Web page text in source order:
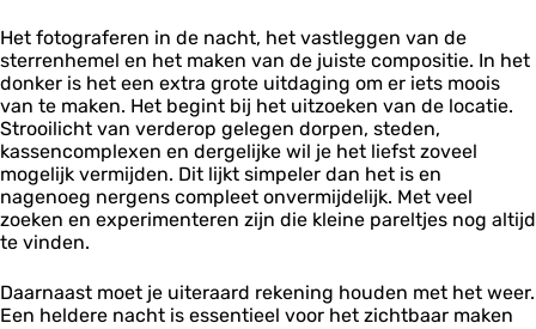
Het fotograferen in de nacht, het vastleggen van de
sterrenhemel en het maken van de juiste compositie. In het
donker is het een extra grote uitdaging om er iets moois
van te maken. Het begint bij het uitzoeken van de locatie.
Strooilicht van verderop gelegen dorpen, steden,
kassencomplexen en dergelijke wil je het liefst zoveel
mogelijk vermijden. Dit lijkt simpeler dan het is en
nagenoeg nergens compleet onvermijdelijk. Met veel
zoeken en experimenteren zijn die kleine pareltjes nog altijd
te vinden.
Daarnaast moet je uiteraard rekening houden met het weer.
Een heldere nacht is essentieel voor het zichtbaar maken